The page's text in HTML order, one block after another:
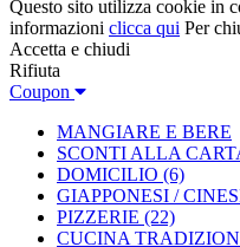
Questo sito utilizza cookie in
informazioni clicca qui Per
Accetta e chiudi
Rifiuta
Coupon
MANGIARE E BERE
SCONTI ALLA
DOMICILIO (6)
GIAPPONESI /
PIZZERIE (22)
CUCINA